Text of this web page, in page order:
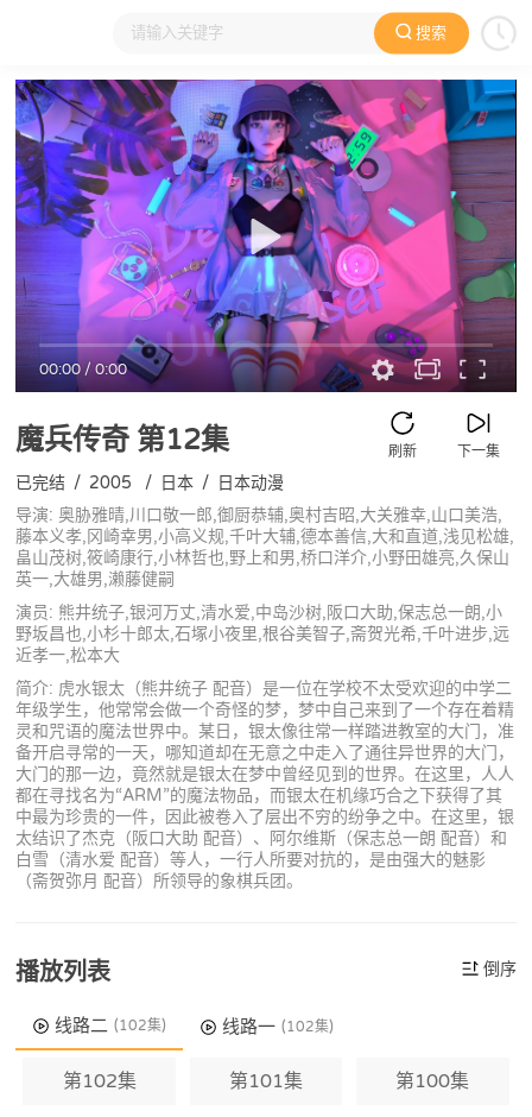
搜索
大家在看 日本动漫 国产动漫 欧美动漫 动漫电影
00:00/0:00
魔兵传奇 第12集 下一集
刷新
已完结 / 2005 / 日本 / 日本动漫
导演: 奥胁雅晴,川口敬一郎,御厨恭辅,奥村吉昭,大关雅幸,山口美浩,
藤本义孝,冈崎幸男,小高义规,千叶大辅,德本善信,大和直道,浅见松雄,
畠山茂树,筱崎康行,小林哲也,野上和男,桥口洋介,小野田雄亮,久保山
英一,大雄男,濑藤健嗣
演员: 熊井统子,银河万丈,清水爱,中岛沙树,阪口大助,保志总一朗,小
野坂昌也,小杉十郎太,石塚小夜里,根谷美智子,斋贺光希,千叶进步,远
近孝一,松本大
简介: 虎水银太（熊井统子 配音）是一位在学校不太受欢迎的中学二
年级学生，他常常会做一个奇怪的梦，梦中自己来到了一个存在着精
灵和咒语的魔法世界中。某日，银太像往常一样踏进教室的大门，准
备开启寻常的一天，哪知道却在无意之中走入了通往异世界的大门，
大门的那一边，竟然就是银太在梦中曾经见到的世界。在这里，人人
都在寻找名为“ARM”的魔法物品，而银太在机缘巧合之下获得了其
中最为珍贵的一件，因此被卷入了层出不穷的纷争之中。在这里，银
太结识了杰克（阪口大助 配音）、阿尔维斯（保志总一朗 配音）和
白雪（清水爱 配音）等人，一行人所要对抗的，是由强大的魅影
（斋贺弥月 配音）所领导的象棋兵团。
播放列表 倒序
线路二 (102集) 线路一 (102集)
第102集 第101集 第100集